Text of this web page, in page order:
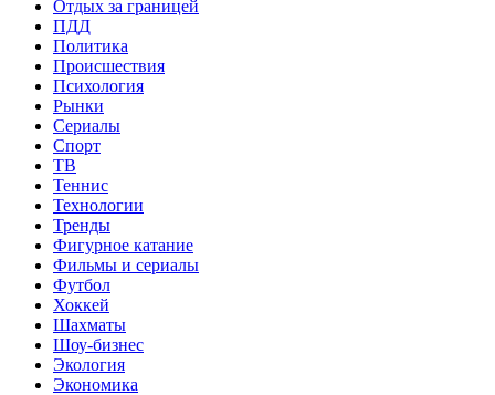
Отдых за границей
ПДД
Политика
Происшествия
Психология
Рынки
Сериалы
Спорт
ТВ
Теннис
Технологии
Тренды
Фигурное катание
Фильмы и сериалы
Футбол
Хоккей
Шахматы
Шоу-бизнес
Экология
Экономика